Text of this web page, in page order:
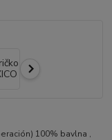
100% bavlna ,